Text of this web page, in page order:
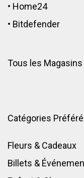
• Home24
• Bitdefender
Tous les Magasins
Catégories
Fleurs & Cadeaux
Billets &